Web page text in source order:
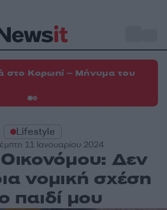
στο Κορωπί – Μήνυμα του
Lifestyle
11 Ιανουαρίου 2024
Δεν
νομική σχέση
παιδί μου